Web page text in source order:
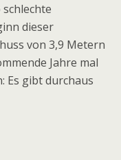
dieser
von 3,9 Metern
Jahre mal
Es gibt durchaus